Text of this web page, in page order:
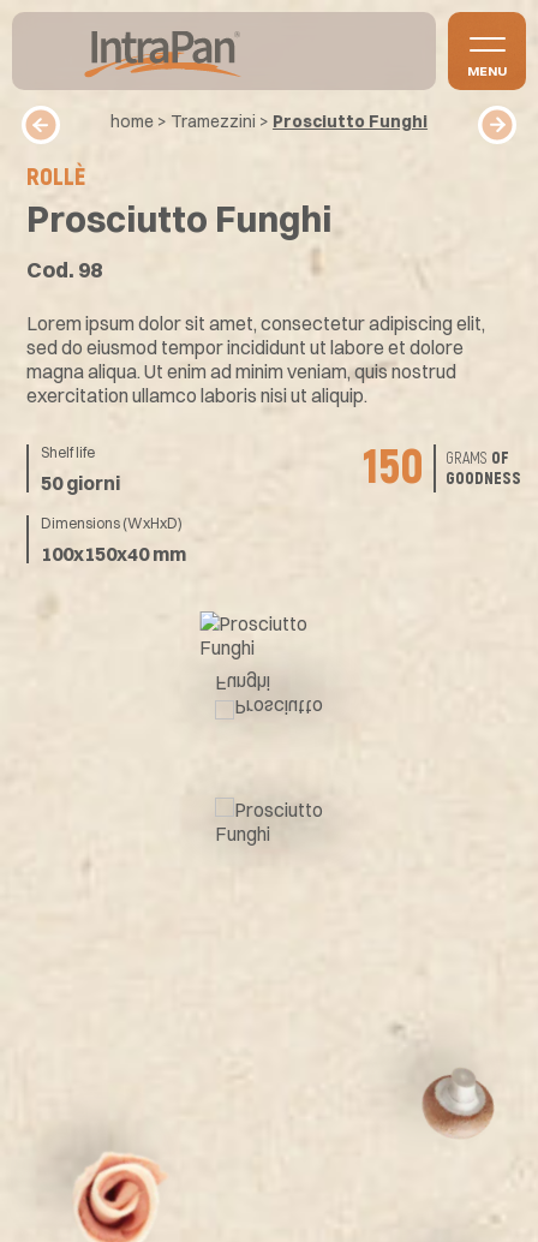
MENU
home > Tramezzini > Prosciutto Funghi
ROLLÈ
Prosciutto Funghi
Cod. 98
Lorem ipsum dolor sit amet, consectetur adipiscing elit,
sed do eiusmod tempor incididunt ut labore et dolore
magna aliqua. Ut enim ad minim veniam, quis nostrud
exercitation ullamco laboris nisi ut aliquip.
150 GRAMS OF
GOODNESS
Shelf life
50 giorni
Dimensions (WxHxD)
100x150x40 mm